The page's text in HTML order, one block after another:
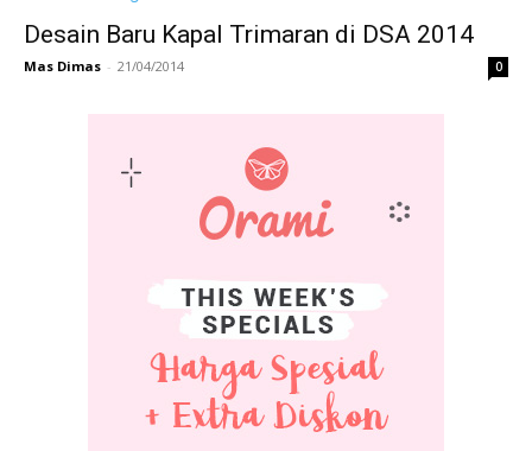
Desain Baru Kapal Trimaran di DSA 2014
Mas Dimas - 21/04/2014 0